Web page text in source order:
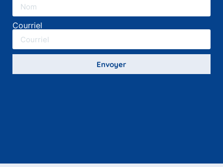
Courriel
Envoyer